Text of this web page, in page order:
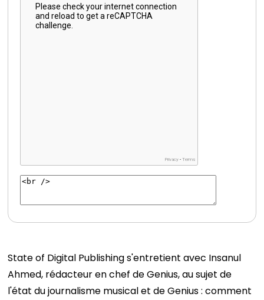
State of Digital Publishing s'entretient avec Insanul
Ahmed, rédacteur en chef de Genius, au sujet de
l'état du journalisme musical et de Genius : comment